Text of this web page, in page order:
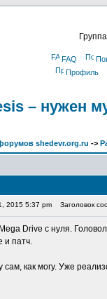
FAQ
Профиль
– нужен
shedevr.org.ru ->
2015 5:37 pm Заголовок
Drive с нуля.
и патч.
как могу. Уже